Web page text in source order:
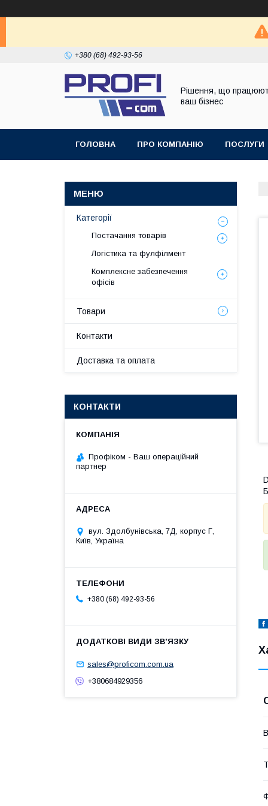
+380 (68) 492-93-56
Рішення, що
ваш бізнес
ГОЛОВНА ПРО КОМПАНІЮ ПОСЛУГИ
Категорії
Постачання товарів
Логістика та фулфілмент
Комплексне забезпечення
офісів
Товари
Контакти
Доставка та оплата
КОНТАКТИ
Профіком - Ваш операційний
партнер
вул. Здолбунівська, 7Д, корпус Г,
Київ, Україна
+380 (68) 492-93-56
sales@proficom.com.ua
+380684929356